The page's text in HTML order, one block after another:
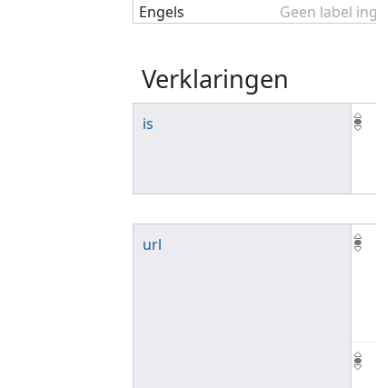
Engels
Geen label
Verklaringen
is
url